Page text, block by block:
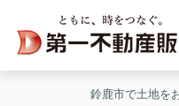
鈴鹿市で土地を